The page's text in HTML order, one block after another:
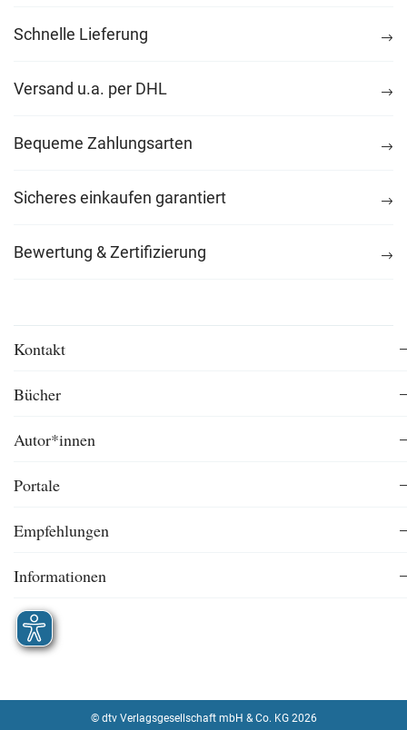
Schnelle Lieferung
Versand u.a. per DHL
Bequeme Zahlungsarten
Sicheres einkaufen garantiert
Bewertung & Zertifizierung
Kontakt
Bücher
Autor*innen
Portale
Empfehlungen
Informationen
© dtv Verlagsgesellschaft mbH & Co. KG 2026